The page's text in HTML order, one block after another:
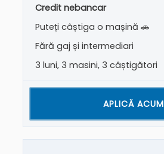
Credit nebancar
Puteți câștiga o mașină 🚗
Fără gaj și intermediari
3 luni, 3 masini, 3 câștigători
APLICĂ ACUM